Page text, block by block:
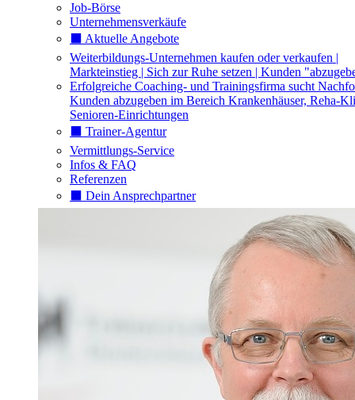
Job-Börse
Unternehmensverkäufe
⬛️ Aktuelle Angebote
Weiterbildungs-Unternehmen kaufen oder verkaufen |
Markteinstieg | Sich zur Ruhe setzen | Kunden
Erfolgreiche Coaching- und Trainingsfirma sucht
Kunden abzugeben im Bereich Krankenhäuser, Reha-
Senioren-Einrichtungen
⬛️ Trainer-Agentur
Vermittlungs-Service
Infos & FAQ
Referenzen
⬛️ Dein Ansprechpartner